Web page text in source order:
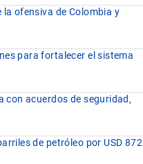
ofensiva de Colombia y
para fortalecer el sistema
con acuerdos de seguridad,
de petróleo por USD 872